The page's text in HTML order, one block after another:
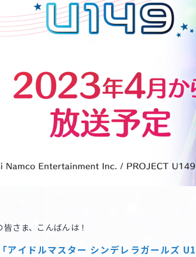
さま、こんばんは！
アイドルマスター シンデレラガールズ